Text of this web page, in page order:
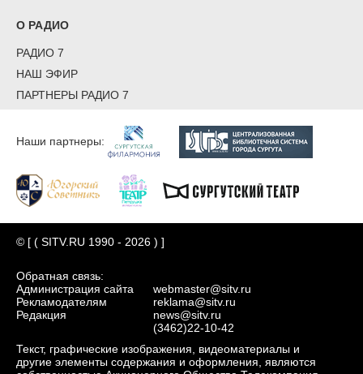
О РАДИО
РАДИО 7
НАШ ЭФИР
ПАРТНЕРЫ РАДИО 7
Наши партнеры:
© [ ( SITV.RU 1990 - 2026 ) ]
Обратная связь:
Администрация сайта
Рекламодателям
Редакция
webmaster@sitv.ru
reklama@sitv.ru
news@sitv.ru
(3462)22-10-42
Текст, графические изображения, видеоматериалы и
другие элементы содержания и оформления, являются